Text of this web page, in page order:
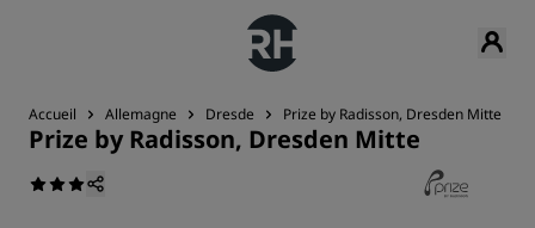
Accueil Allemagne Dresde Prize by Radisson, Dresden Mitte
Prize by Radisson, Dresden Mitte